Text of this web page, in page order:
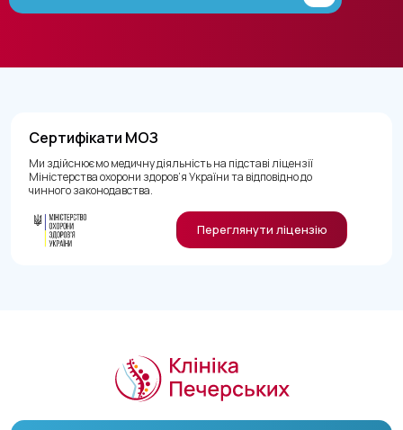
Сертифікати МОЗ
Ми здійснюємо медичну діяльність на підставі ліцензії
Міністерства охорони здоров’я України та відповідно до
чинного законодавства.
Переглянути ліцензію